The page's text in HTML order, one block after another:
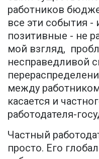
работников
все эти события -
позитивные - не
мой взгляд,
несправедливой
между
касается и
работодателя-
Частный
просто. Его